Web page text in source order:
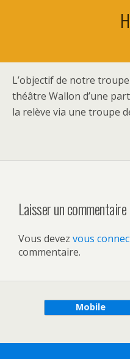
L’objectif de notre
théâtre Wallon d’une
la relève via une troupe
Laisser un commentaire
Vous devez vous
commentaire.
Mobile